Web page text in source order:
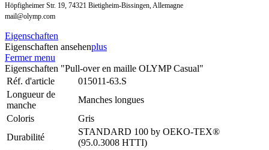
Höpfigheimer Str. 19, 74321 Bietigheim-Bissingen, Allemagne
mail@olymp.com
Eigenschaften
Eigenschaften ansehenplus
Fermer menu
Eigenschaften "Pull-over en maille OLYMP Casual"
Réf. d'article
015011-63.S
Longueur de
manche
Manches longues
Coloris
Gris
Durabilité
STANDARD 100 by OEKO-TEX®
(95.0.3008 HTTI)